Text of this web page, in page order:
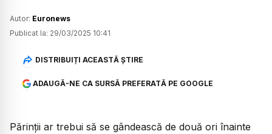
Autor: Euronews
Publicat la: 29/03/2025 10:41
DISTRIBUIȚI ACEASTĂ ȘTIRE
ADAUGĂ-NE CA SURSĂ PREFERATĂ PE GOOGLE
Părinții ar trebui să se gândească de două ori înainte